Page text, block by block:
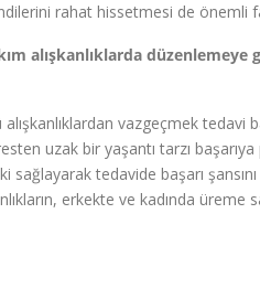
rahat hissetmesi de önemli
alışkanlıklarda düzenlemeye
vazgeçmek tedavi
uzak bir yaşantı tarzı
tedavide başarı şansını
erkekte ve kadında üreme